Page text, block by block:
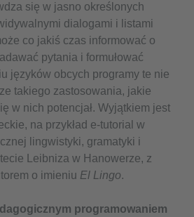
się w jasno określonych
dialogami i listami
co jakiś czas informować o
pytania i formułować
języków obcych programy te nie
takiego zastosowania, jakie
w nich potencjał. Wyjątkiem jest
na przykład e-tutorial w
lingwistyki, gramatyki i
Leibniza w Hanowerze, z
o imieniu El Lingo.
programowaniem